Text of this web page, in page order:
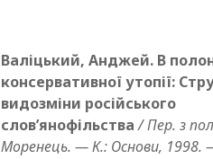
Тетяна Люта.
Leonard
Looking at
Bronislovas
Лариса
George S.N.
Валіцький, Анджей. В
консервативної утопії:
видозміни російського
слов’янофільства / Пер. з
Моренець. — К.: Основи, 1998.